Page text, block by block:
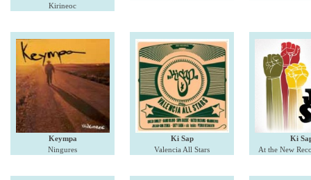
Kirineoc
Keympa
Ningures
Ki Sap
Valencia All Stars
Ki
At the New